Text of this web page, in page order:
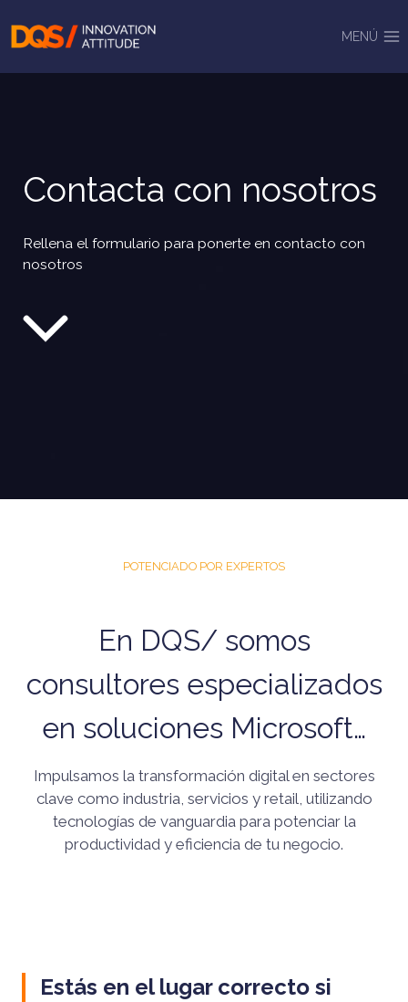
MENÚ
Contacta con nosotros
Rellena el formulario para ponerte en contacto con
nosotros
POTENCIADO POR EXPERTOS
En DQS/ somos
consultores especializados
en soluciones Microsoft…
Impulsamos la transformación digital en sectores
clave como industria, servicios y retail, utilizando
tecnologías de vanguardia para potenciar la
productividad y eficiencia de tu negocio.
Estás en el lugar correcto si